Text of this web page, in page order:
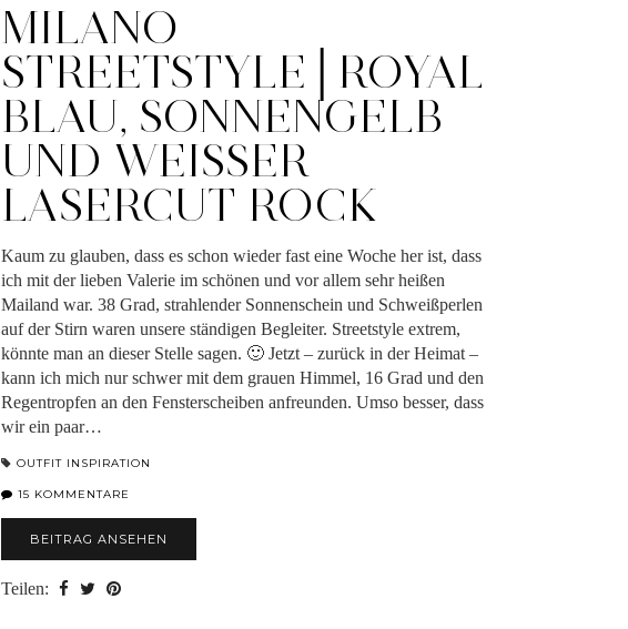
MILANO
STREETSTYLE│ROYAL
BLAU, SONNENGELB
UND WEISSER L
ASERCUT ROCK
Kaum zu glauben, dass es schon wieder fast eine Woche her ist, dass
ich mit der lieben Valerie im schönen und vor allem sehr heißen
Mailand war. 38 Grad, strahlender Sonnenschein und Schweißperlen
auf der Stirn waren unsere ständigen Begleiter. Streetstyle extrem,
könnte man an dieser Stelle sagen. 🙂 Jetzt – zurück in der Heimat –
kann ich mich nur schwer mit dem grauen Himmel, 16 Grad und den
Regentropfen an den Fensterscheiben anfreunden. Umso besser, dass
wir ein paar…
OUTFIT INSPIRATION
15 KOMMENTARE
BEITRAG ANSEHEN
Teilen: